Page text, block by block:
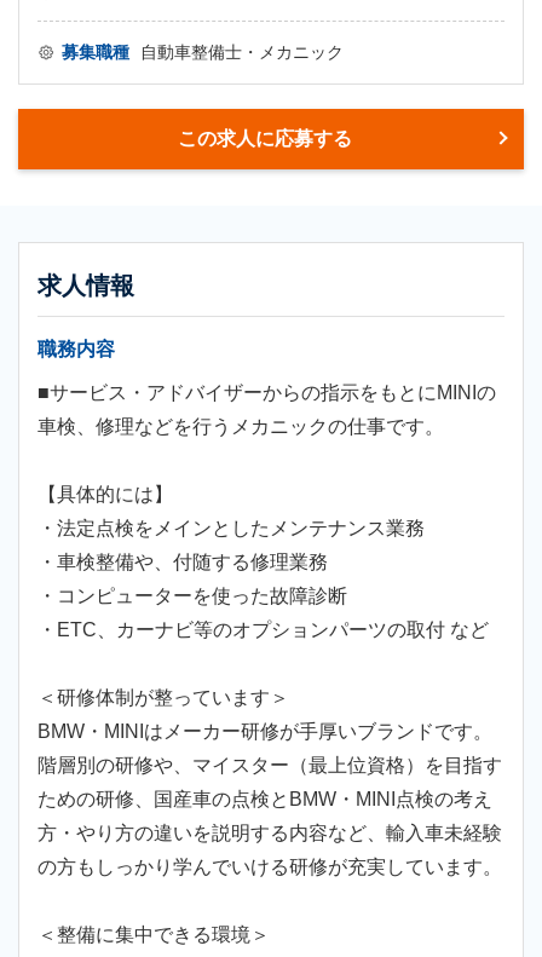
募集職種 自動車整備士・メカニック
この求人に応募する
求人情報
職務内容
■サービス・アドバイザーからの指示をもとにMINIの
車検、修理などを行うメカニックの仕事です。
【具体的には】
・法定点検をメインとしたメンテナンス業務
・車検整備や、付随する修理業務
・コンピューターを使った故障診断
・ETC、カーナビ等のオプションパーツの取付 など
＜研修体制が整っています＞
BMW・MINIはメーカー研修が手厚いブランドです。
階層別の研修や、マイスター（最上位資格）を目指す
ための研修、国産車の点検とBMW・MINI点検の考え
方・やり方の違いを説明する内容など、輸入車未経験
の方もしっかり学んでいける研修が充実しています。
＜整備に集中できる環境＞